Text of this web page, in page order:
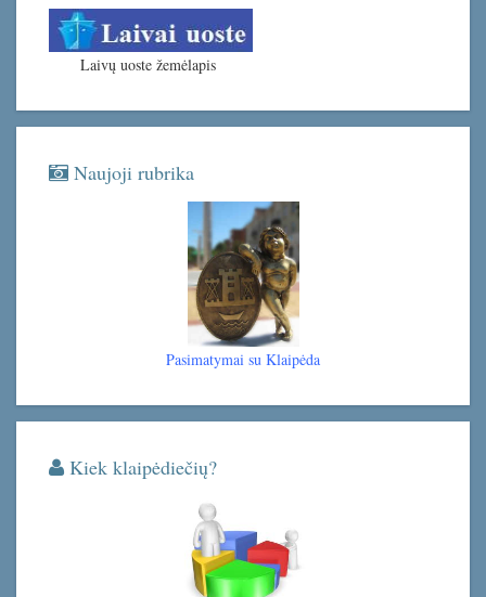
Laivų uoste žemėlapis
Naujoji rubrika
Pasimatymai su Klaipėda
Kiek klaipėdiečių?